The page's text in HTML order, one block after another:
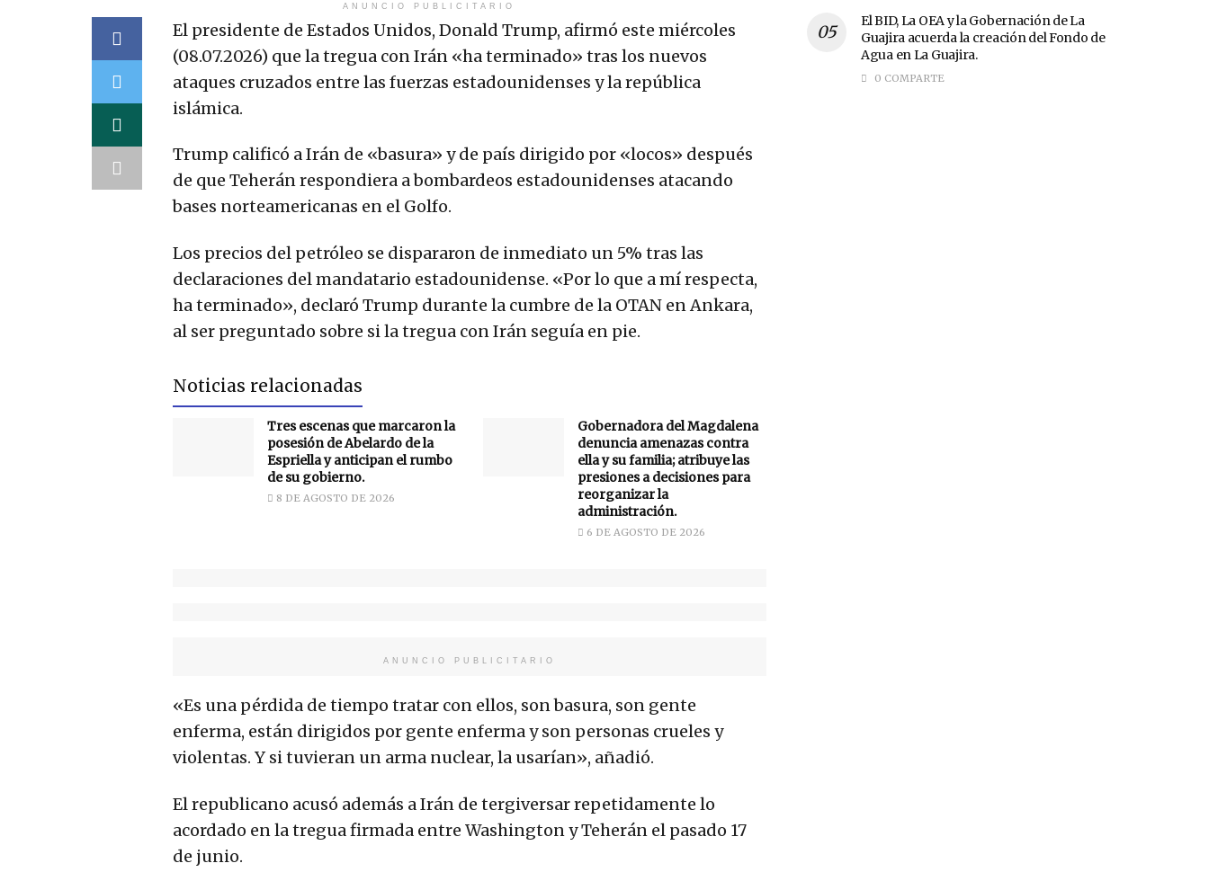
ANUNCIO PUBLICITARIO
El presidente de Estados Unidos, Donald Trump, afirmó este miércoles
(08.07.2026) que la tregua con Irán «ha terminado» tras los nuevos
ataques cruzados entre las fuerzas estadounidenses y la república
islámica.
Trump calificó a Irán de «basura» y de país dirigido por «locos» después
de que Teherán respondiera a bombardeos estadounidenses atacando
bases norteamericanas en el Golfo.
Los precios del petróleo se dispararon de inmediato un 5% tras las
declaraciones del mandatario estadounidense. «Por lo que a mí respecta,
ha terminado», declaró Trump durante la cumbre de la OTAN en Ankara,
al ser preguntado sobre si la tregua con Irán seguía en pie.
Noticias relacionadas
Tres escenas que marcaron la
posesión de Abelardo de la
Espriella y anticipan el rumbo
de su gobierno.
8 DE AGOSTO DE 2026
Gobernadora del Magdalena
denuncia amenazas contra
ella y su familia; atribuye las
presiones a decisiones para
reorganizar la
administración.
6 DE AGOSTO DE 2026
ANUNCIO PUBLICITARIO
«Es una pérdida de tiempo tratar con ellos, son basura, son gente
enferma, están dirigidos por gente enferma y son personas crueles y
violentas. Y si tuvieran un arma nuclear, la usarían», añadió.
El republicano acusó además a Irán de tergiversar repetidamente lo
acordado en la tregua firmada entre Washington y Teherán el pasado 17
de junio.
El BID, La OEA y la Gobernación de La
Guajira acuerda la creación del Fondo de
Agua en La Guajira.
0 COMPARTE